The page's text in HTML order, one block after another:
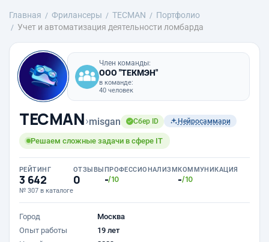
Главная Фрилансеры TECMAN
Портфолио
Учет и автоматизация деятельности ломбарда
Член команды:
ООО "ТЕКМЭН"
в команде:
40 человек
TECMAN›misgan Сбер ID Нейросаммари
Решаем сложные задачи в сфере IT
РЕЙТИНГ
3 642
№ 307 в каталоге
ОТЗЫВЫ
0
ПРОФЕССИОНАЛИЗМ
-/10
КОММУНИКАЦИЯ
-/10
Город
Москва
Опыт работы
19 лет